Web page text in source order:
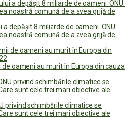
a depășit 8 miliarde de oameni. ONU:
noastră comună de a avea grijă de
de oameni au murit în Europa din cauza
privind schimbările climatice se
sunt cele trei mari obiective ale